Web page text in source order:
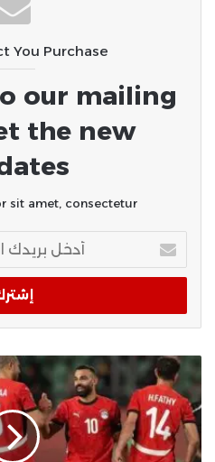
You Purchase
our mailing
the new
sit amet, consectetur.
بريدك
الإلكتروني